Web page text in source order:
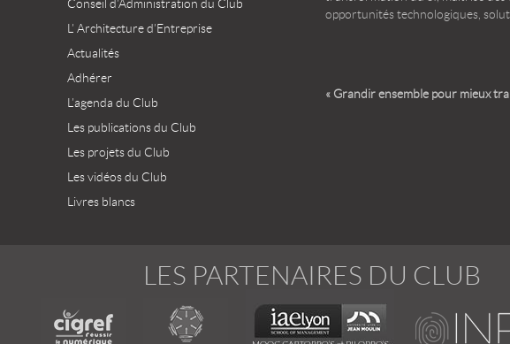
Conseil d’Administration du Club
L’ Architecture d’Entreprise
Actualités
Adhérer
L’agenda du Club
Les publications du Club
Les projets du Club
Les vidéos du Club
Livres blancs
opportunités technologiques,
« Grandir ensemble pour mieux
LES PARTENAIRES DU CLUB